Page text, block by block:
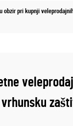
obzir pri kupnji